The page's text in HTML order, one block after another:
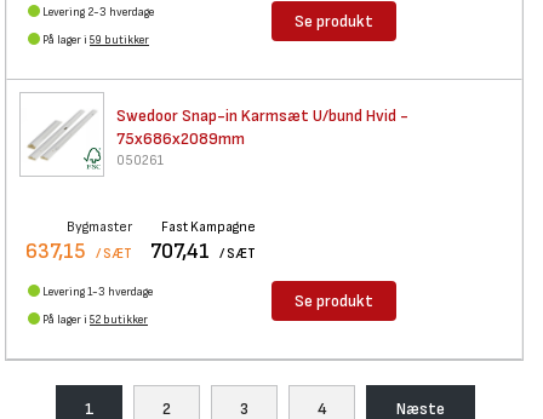
Levering 2-3 hverdage
På lager i 59 butikker
Se produkt
Swedoor Snap-in Karmsæt U/bund Hvid -
75x686x2089mm
050261
Bygmaster
637,15 / SÆT
Fast Kampagne
707,41 / SÆT
Levering 1-3 hverdage
På lager i 52 butikker
Se produkt
1 2 3 4 Næste